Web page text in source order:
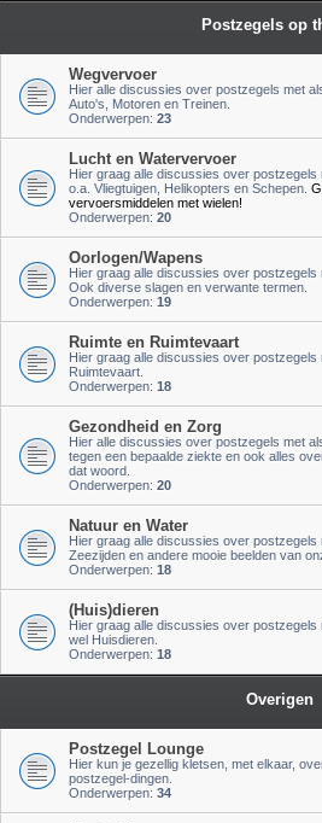
Postzegels op
Wegvervoer
Hier alle discussies over postzegels met
Auto's, Motoren en Treinen.
Onderwerpen: 23
Lucht en Watervervoer
Hier graag alle discussies over
o.a. Vliegtuigen, Helikopters en Schepen.
vervoersmiddelen met wielen!
Onderwerpen: 20
Oorlogen/Wapens
Hier graag alle discussies over postzegels
Ook diverse slagen en verwante termen.
Onderwerpen: 19
Ruimte en Ruimtevaart
Hier graag alle discussies over
Ruimtevaart.
Onderwerpen: 18
Gezondheid en Zorg
Hier alle discussies over postzegels met
tegen een bepaalde ziekte en ook alles
dat woord.
Onderwerpen: 20
Natuur en Water
Hier graag alle discussies over postzegels
Zeezijden en andere mooie beelden van
Onderwerpen: 18
(Huis)dieren
Hier graag alle discussies over
wel Huisdieren.
Onderwerpen: 18
Overigen
Postzegel Lounge
Hier kun je gezellig kletsen, met elkaar,
postzegel-dingen.
Onderwerpen: 34